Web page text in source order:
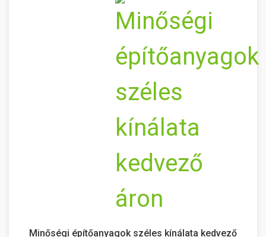
Minőségi építőanyagok széles kínálata kedvező